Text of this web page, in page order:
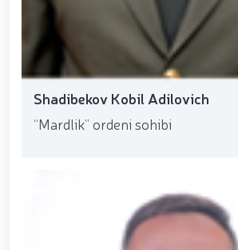
Shadibekov Kobil Adilovich
“Mardlik” ordeni sohibi